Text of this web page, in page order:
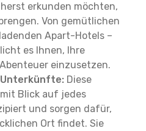
erkunden möchten,
Von gemütlichen
Apart-Hotels –
es Ihnen, Ihre
einzusetzen.
Diese
Blick auf jedes
und sorgen dafür,
Ort findet. Sie